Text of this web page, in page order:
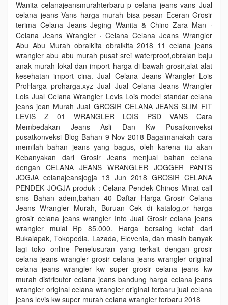
Wanita celanajeansmurahterbaru p celana jeans vans Jual
celana jeans Vans harga murah bisa pesan Eceran Grosir
terima Celana Jeans Jeging Wanita & Chino Zara Man ·
Celana Jeans Wrangler · Celana Celana Jeans Wrangler
Abu Abu Murah obralkita obralkita 2018 11 celana jeans
wrangler abu abu murah pusat srei waterproof,obralan baju
anak murah lokal dan import harga di bawah grosir,alat alat
kesehatan import cina. Jual Celana Jeans Wrangler Lois
ProHarga proharga.xyz Jual Jual Celana Jeans Wrangler
Lois Jual Celana Wrangler Levis Lois model standar celana
jeans jean Murah Jual GROSIR CELANA JEANS SLIM FIT
LEVIS Z 01 WRANGLER LOIS PSD VANS Cara
Membedakan Jeans Asli Dan Kw Pusatkonveksi
pusatkonveksi Blog Bahan 9 Nov 2018 Bagaimanakah cara
memilah bahan jeans yang bagus, oleh karena itu akan
Kebanyakan dari Grosir Jeans menjual bahan celana
dengan CELANA JEANS WRANGLER JOGGER PANTS
JOGJA celanajeansjogja 13 Jun 2018 GROSIR CELANA
PENDEK JOGJA produk : Celana Pendek Chinos Minat call
sms Bahan adem,bahan 40 Daftar Harga Grosir Celana
Jeans Wrangler Murah, Buruan Cek di katalog.or harga
grosir celana jeans wrangler Info Jual Grosir celana jeans
wrangler mulai Rp 85.000. Harga bersaing ketat dari
Bukalapak, Tokopedia, Lazada, Elevenia, dan masih banyak
lagi toko online Penelusuran yang terkait dengan grosir
celana jeans wrangler grosir celana jeans wrangler original
celana jeans wrangler kw super grosir celana jeans kw
murah distributor celana jeans bandung harga celana jeans
wrangler original celana wrangler original terbaru jual celana
jeans levis kw super murah celana wrangler terbaru 2018